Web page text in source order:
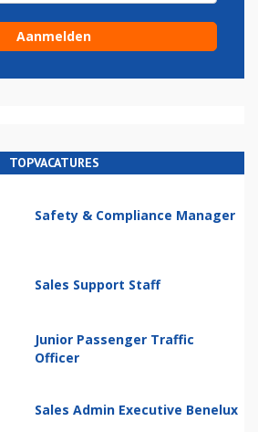
TOPVACATURES
Safety & Compliance Manager
Sales Support Staff
Junior Passenger Traffic
Officer
Sales Admin Executive Benelux